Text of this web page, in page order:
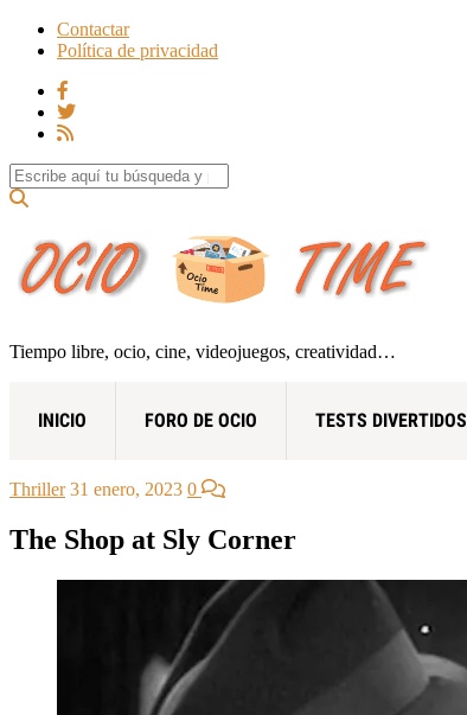
Contactar
Política de privacidad
Search for:
Tiempo libre, ocio, cine, videojuegos, creatividad…
INICIO FORO DE OCIO TESTS DIVERTIDOS
Thriller 31 enero, 2023 0
The Shop at Sly Corner